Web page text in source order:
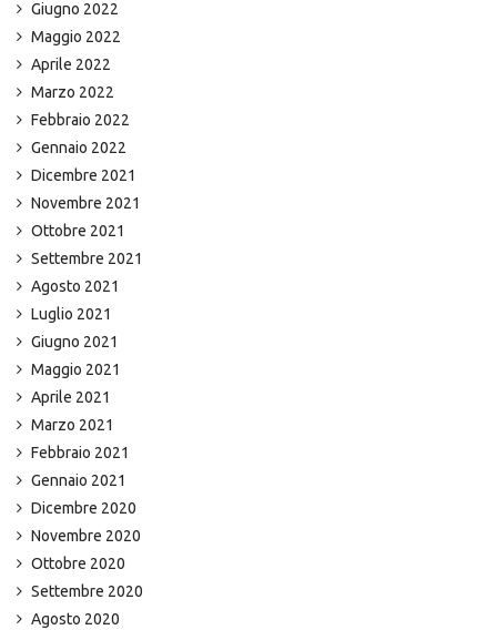
Giugno 2022
Maggio 2022
Aprile 2022
Marzo 2022
Febbraio 2022
Gennaio 2022
Dicembre 2021
Novembre 2021
Ottobre 2021
Settembre 2021
Agosto 2021
Luglio 2021
Giugno 2021
Maggio 2021
Aprile 2021
Marzo 2021
Febbraio 2021
Gennaio 2021
Dicembre 2020
Novembre 2020
Ottobre 2020
Settembre 2020
Agosto 2020